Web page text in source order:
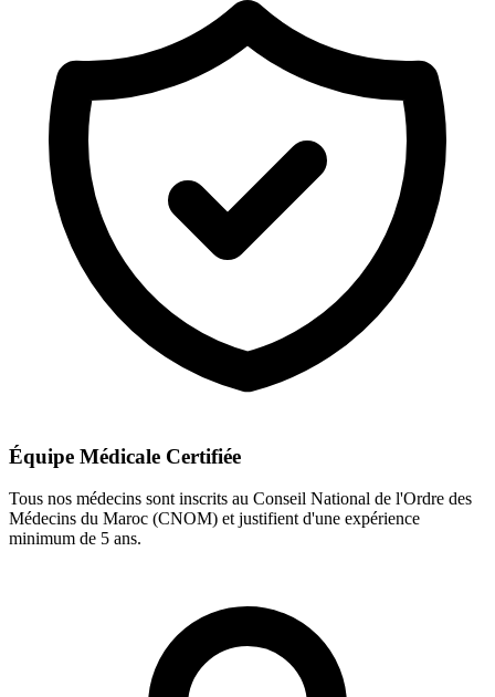
Équipe Médicale Certifiée
Tous nos médecins sont inscrits au Conseil National de l'Ordre des
Médecins du Maroc (CNOM) et justifient d'une expérience
minimum de 5 ans.